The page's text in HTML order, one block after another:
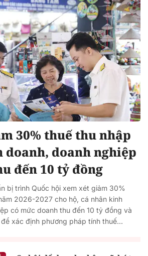
30% thuế thu nhập
doanh, doanh nghiệp
đến 10 tỷ đồng
bị trình Quốc hội xem xét giảm 30%
2026-2027 cho hộ, cá nhân kinh
có mức doanh thu đến 10 tỷ đồng và
xác định phương pháp tính thuế...